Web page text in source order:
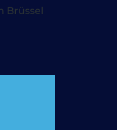
Brüssel